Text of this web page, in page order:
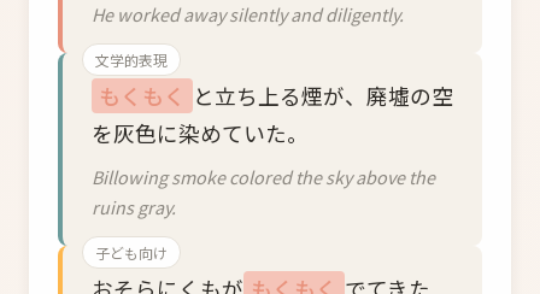
He worked away silently and diligently.
文学的表現
もくもく と立ち上る煙が、廃墟の空
を灰色に染めていた。
Billowing smoke colored the sky above the
ruins gray.
子ども向け